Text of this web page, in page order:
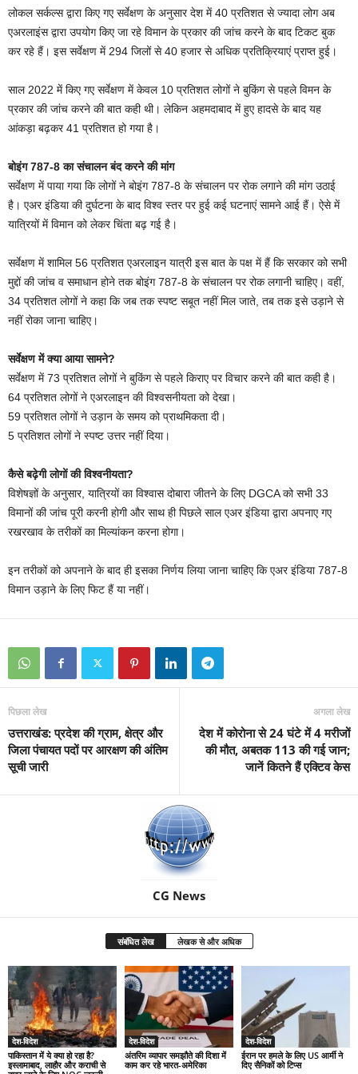
लोकल सर्कल्स द्वारा किए गए सर्वेक्षण के अनुसार देश में 40 प्रतिशत से ज्यादा लोग अब
एअरलाइंस द्वारा उपयोग किए जा रहे विमान के प्रकार की जांच करने के बाद टिकट बुक
कर रहे हैं। इस सर्वेक्षण में 294 जिलों से 40 हजार से अधिक प्रतिक्रियाएं प्राप्त हुई।
साल 2022 में किए गए सर्वेक्षण में केवल 10 प्रतिशत लोगों ने बुकिंग से पहले विमन के
प्रकार की जांच करने की बात कही थी। लेकिन अहमदाबाद में हुए हादसे के बाद यह
आंकड़ा बढ़कर 41 प्रतिशत हो गया है।
बोइंग 787-8 का संचालन बंद करने की मांग
सर्वेक्षण में पाया गया कि लोगों ने बोइंग 787-8 के संचालन पर रोक लगाने की मांग उठाई
है। एअर इंडिया की दुर्घटना के बाद विश्व स्तर पर हुई कई घटनाएं सामने आई हैं। ऐसे में
यात्रियों में विमान को लेकर चिंता बढ़ गई है।
सर्वेक्षण में शामिल 56 प्रतिशत एअरलाइन यात्री इस बात के पक्ष में हैं कि सरकार को सभी
मुद्दों की जांच व समाधान होने तक बोइंग 787-8 के संचालन पर रोक लगानी चाहिए। वहीं,
34 प्रतिशत लोगों ने कहा कि जब तक स्पष्ट सबूत नहीं मिल जाते, तब तक इसे उड़ाने से
नहीं रोका जाना चाहिए।
सर्वेक्षण में क्या आया सामने?
सर्वेक्षण में 73 प्रतिशत लोगों ने बुकिंग से पहले किराए पर विचार करने की बात कही है।
64 प्रतिशत लोगों ने एअरलाइन की विश्वसनीयता को देखा।
59 प्रतिशत लोगों ने उड़ान के समय को प्राथमिकता दी।
5 प्रतिशत लोगों ने स्पष्ट उत्तर नहीं दिया।
कैसे बढ़ेगी लोगों की विश्वनीयता?
विशेषज्ञों के अनुसार, यात्रियों का विश्वास दोबारा जीतने के लिए DGCA को सभी 33
विमानों की जांच पूरी करनी होगी और साथ ही पिछले साल एअर इंडिया द्वारा अपनाए गए
रखरखाव के तरीकों का मिल्यांकन करना होगा।
इन तरीकों को अपनाने के बाद ही इसका निर्णय लिया जाना चाहिए कि एअर इंडिया 787-8
विमान उड़ाने के लिए फिट हैं या नहीं।
पिछला लेख
उत्तराखंड: प्रदेश की ग्राम, क्षेत्र और
जिला पंचायत पदों पर आरक्षण की अंतिम
सूची जारी
अगला लेख
देश में कोरोना से 24 घंटे में 4 मरीजों
की मौत, अबतक 113 की गई जान;
जानें कितने हैं एक्टिव केस
CG News
संबंधित लेख लेखक से और अधिक
देश-विदेश
पाकिस्तान में ये क्या हो रहा है?
इस्लामाबाद, लाहौर और कराची से
देश-विदेश
अंतरिम व्यापार समझौते की दिशा में
काम कर रहे भारत-अमेरिका
देश-विदेश
ईरान पर हमले के लिए US आर्मी ने
दिए सैनिकों को टिप्स